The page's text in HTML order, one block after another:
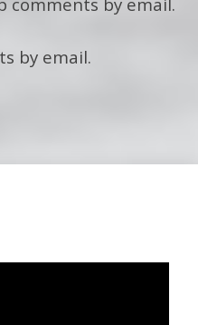
by email.